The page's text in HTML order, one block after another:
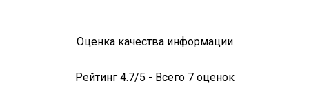
Оценка качества информации
Рейтинг 4.7/5 - Всего 7оценок